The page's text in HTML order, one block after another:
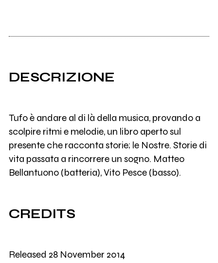
DESCRIZIONE
Tufo è andare al di là della musica, provando a
scolpire ritmi e melodie, un libro aperto sul
presente che racconta storie; le Nostre. Storie di
vita passata a rincorrere un sogno. Matteo
Bellantuono (batteria), Vito Pesce (basso).
CREDITS
Released 28 November 2014